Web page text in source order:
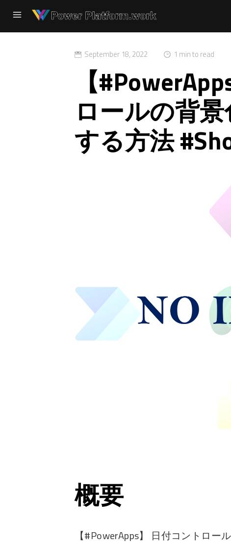
September 18, 2022 1 min to read
【
ロールの背
する方法
概要
【#PowerApps】 日付コントロ